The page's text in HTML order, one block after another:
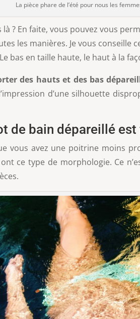
La pièce phare de l’été pour nous les
? En faite, vous pouvez vous
les manières. Je vous conseille
bas en taille haute, le haut à la
des hauts et des bas
d’une silhouette
de bain dépareillé
vous avez une poitrine moins
ce type de morphologie. Ce